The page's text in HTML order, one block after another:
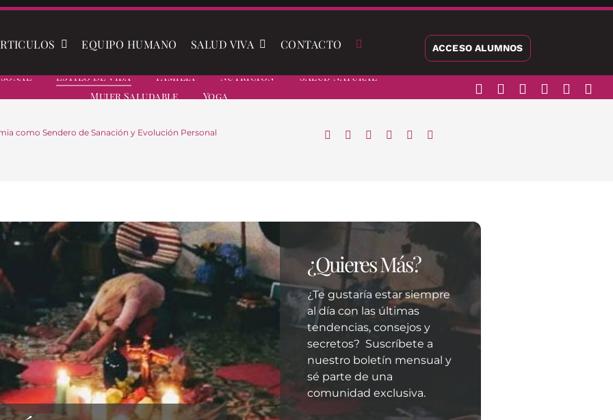
EQUIPO HUMANO SALUD VIVA CONTACTO ACCESO ALUMNOS
Estilo De Vida Familia Nutrición
Salud Natural
Mujer Saludable
Yoga
como Sendero de Sanación y Evolución Personal
¿Quieres Más?
¿Te gustaría estar siempre
al día con las últimas
tendencias, consejos y
secretos? Suscríbete a
nuestro boletín mensual y
sé parte de una
comunidad exclusiva.